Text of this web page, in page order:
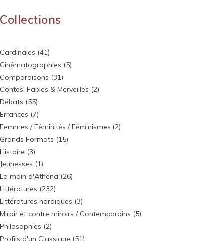
Collections
Cardinales (41)
Cinématographies (5)
Comparaisons (31)
Contes, Fables & Merveilles (2)
Débats (55)
Errances (7)
Femmes / Féminités / Féminismes (2)
Grands Formats (15)
Histoire (3)
Jeunesses (1)
La main d'Athena (26)
Littératures (232)
Littératures nordiques (3)
Miroir et contre miroirs / Contemporains (5)
Philosophies (2)
Profils d'un Classique (51)